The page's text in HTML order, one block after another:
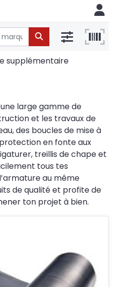
supplémentaire
une large gamme de
et les travaux de
des boucles de mise à
en fonte aux
treillis de chape et
tous tes
au même
de qualité et profite de
ton projet à bien.